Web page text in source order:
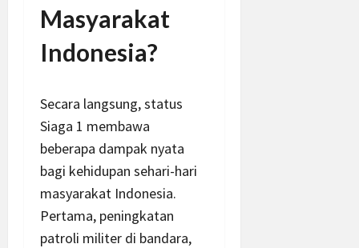
Masyarakat
Indonesia?
Secara langsung, status
Siaga 1 membawa
beberapa dampak nyata
bagi kehidupan sehari-hari
masyarakat Indonesia.
Pertama, peningkatan
patroli militer di bandara,